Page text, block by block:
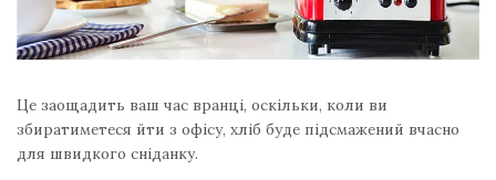
Це заощадить ваш час вранці, оскільки, коли ви
збиратиметеся йти з офісу, хліб буде підсмажений вчасно
для швидкого сніданку.